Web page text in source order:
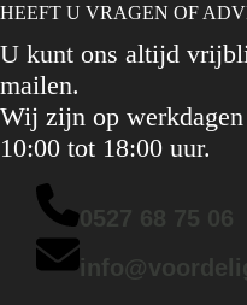
HEEFT U VRAGEN OF
U kunt ons altijd
mailen.
Wij zijn op
10:00 tot 18:00 uur.
0527 68 75 06